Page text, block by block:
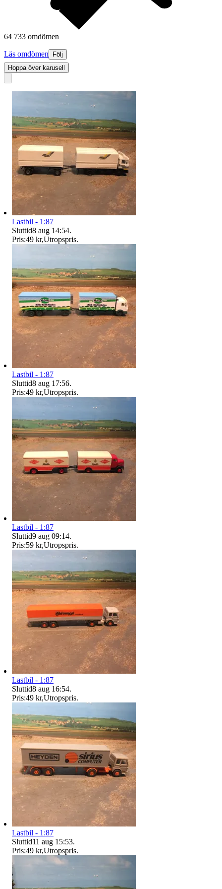
64 733 omdömen
Läs omdömen Följ
Hoppa över karusell
Lastbil - 1:87
Sluttid8 aug 14:54.
Pris:49 kr,Utropspris.
Lastbil - 1:87
Sluttid8 aug 17:56.
Pris:49 kr,Utropspris.
Lastbil - 1:87
Sluttid9 aug 09:14.
Pris:59 kr,Utropspris.
Lastbil - 1:87
Sluttid8 aug 16:54.
Pris:49 kr,Utropspris.
Lastbil - 1:87
Sluttid11 aug 15:53.
Pris:49 kr,Utropspris.